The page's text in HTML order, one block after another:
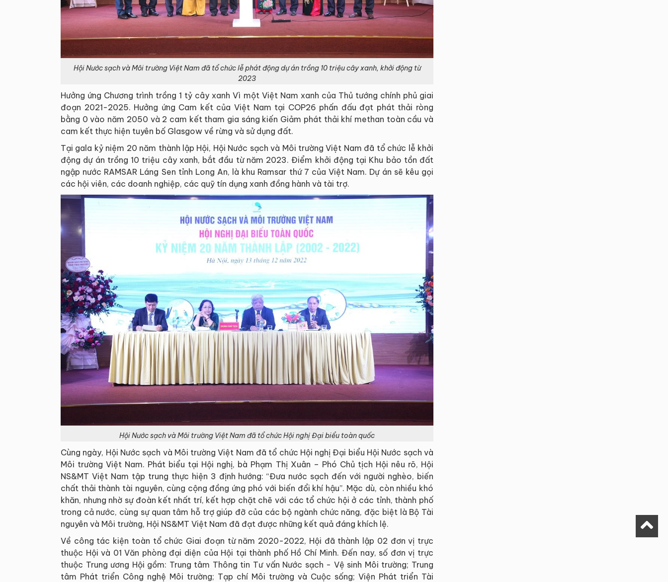
Hội Nước sạch và Môi trường Việt Nam đã tổ chức lễ phát động dự án trồng 10 triệu cây xanh, khởi động từ
2023
Hưởng ứng Chương trình trồng 1 tỷ cây xanh Vì một Việt Nam xanh của Thủ tướng chính phủ giai
đoạn 2021-2025. Hưởng ứng Cam kết của Việt Nam tại COP26 phấn đấu đạt phát thải ròng
bằng 0 vào năm 2050 và 2 cam kết tham gia sáng kiến Giảm phát thải khí methan toàn cầu và
cam kết thực hiện tuyên bố Glasgow về rừng và sử dụng đất.
Tại gala kỷ niệm 20 năm thành lập Hội, Hội Nước sạch và Môi trường Việt Nam đã tổ chức lễ khởi
động dự án trồng 10 triệu cây xanh, bắt đầu từ năm 2023. Điểm khởi động tại Khu bảo tồn đất
ngập nước RAMSAR Láng Sen tỉnh Long An, là khu Ramsar thứ 7 của Việt Nam. Dự án sẽ kêu gọi
các hội viên, các doanh nghiệp, các quỹ tín dụng xanh đồng hành và tài trợ.
Hội Nước sạch và Môi trường Việt Nam đã tổ chức Hội nghị Đại biểu toàn quốc
Cùng ngày, Hội Nước sạch và Môi trường Việt Nam đã tổ chức Hội nghị Đại biểu Hội Nước sạch và
Môi trường Việt Nam. Phát biểu tại Hội nghị, bà Phạm Thị Xuân – Phó Chủ tịch Hội nêu rõ, Hội
NS&MT Việt Nam tập trung thực hiện 3 định hướng: “Đưa nước sạch đến với người nghèo, biến
chất thải thành tài nguyên, cùng cộng đồng ứng phó với biến đổi khí hậu”. Mặc dù, còn nhiều khó
khăn, nhưng nhờ sự đoàn kết nhất trí, kết hợp chặt chẽ với các tổ chức hội ở các tỉnh, thành phố
trong cả nước, cùng sự quan tâm hỗ trợ giúp đỡ của các bộ ngành chức năng, đặc biệt là Bộ Tài
nguyên và Môi trường, Hội NS&MT Việt Nam đã đạt được những kết quả đáng khích lệ.
Về công tác kiện toàn tổ chức Giai đoạn từ năm 2020-2022, Hội đã thành lập 02 đơn vị trực
thuộc Hội và 01 Văn phòng đại diện của Hội tại thành phố Hồ Chí Minh. Đến nay, số đơn vị trực
thuộc Trung ương Hội gồm: Trung tâm Thông tin Tư vấn Nước sạch - Vệ sinh Môi trường; Trung
tâm Phát triển Công nghệ Môi trường; Tạp chí Môi trường và Cuộc sống; Viện Phát triển Tài